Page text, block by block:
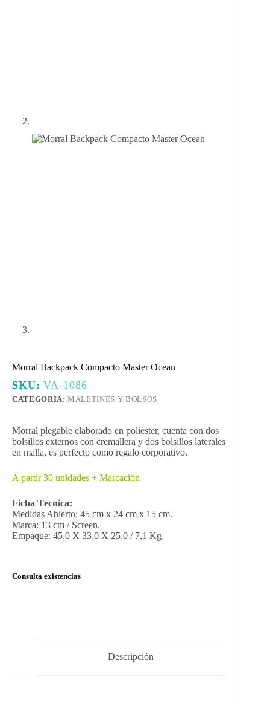
Morral Backpack Compacto Master Ocean
SKU:VA-1086
CATEGORÍA:MALETINES Y BOLSOS
Morral plegable elaborado en poliéster, cuenta con dos
bolsillos externos con cremallera y dos bolsillos laterales
en malla, es perfecto como regalo corporativo.
A partir 30 unidades + Marcación
Ficha Técnica:
Medidas Abierto: 45 cm x 24 cm x 15 cm.
Marca: 13 cm / Screen.
Empaque: 45,0 X 33,0 X 25,0 / 7,1 Kg
Consulta existencias
Descripción